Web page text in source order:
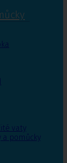
vaty
pomůcky